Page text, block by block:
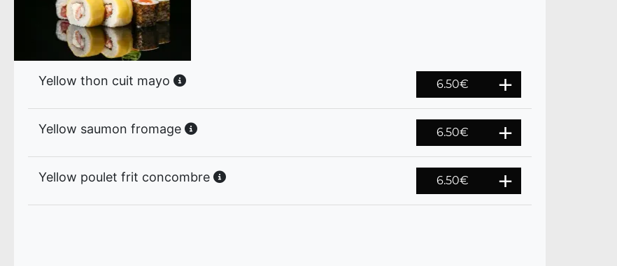
Yellow thon cuit mayo 6.50€
Yellow saumon fromage 6.50€
Yellow poulet frit concombre 6.50€